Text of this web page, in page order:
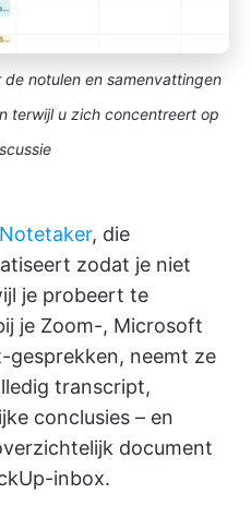
notulen en samenvattingen
terwijl u zich concentreert op
, die
zodat je niet
je probeert te
je Zoom-, Microsoft
gesprekken, neemt ze
transcript,
conclusies – en
document
inbox.